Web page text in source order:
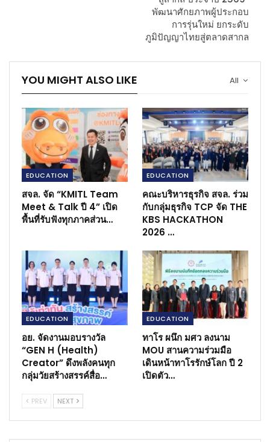
พัฒนาศักยภาพผู้ประกอบ
การรุ่นใหม่ ยกระดับ
ภูมิปัญญาไทยสู่ตลาดสากล
All
YOU MIGHT ALSO LIKE
EDUCATION
สจล. จัด “KMITL Team
Meet & Talk ปี 4” เปิด
พื้นที่รับฟังทุกภาคส่วน…
EDUCATION
คณะบริหารธุรกิจ สจล. ร่วม
กับกลุ่มธุรกิจ TCP จัด THE
KBS HACKATHON
2026 …
EDUCATION
อย. จัดงานมอบรางวัล
“GEN H (Health)
Creator” ดึงพลังคนทุก
กลุ่มวัยสร้างสรรค์สื่อ…
EDUCATION
ทาโร ผนึก มศว ลงนาม
MOU สานความร่วมมือ
เดินหน้าทาโรรักษ์โลก ปี 2
เปิดตัว…
PREV NEXT